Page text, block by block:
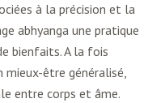
à la précision et la
abhyanga une pratique
bienfaits. A la fois
être généralisé,
entre corps et âme.